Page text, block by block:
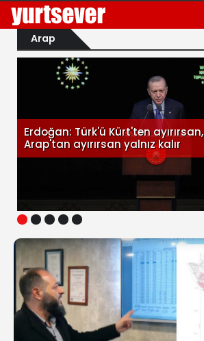
Arap
1 2 3 4 5
Erdoğan: Türk'ü Kürt'ten ayırırsan,
Arap'tan ayırırsan yalnız kalır